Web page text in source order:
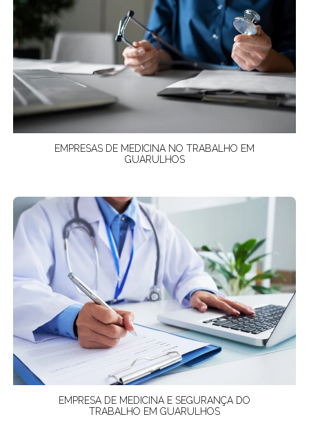
EMPRESAS DE MEDICINA NO TRABALHO EM
GUARULHOS
EMPRESA DE MEDICINA E SEGURANÇA DO
TRABALHO EM GUARULHOS